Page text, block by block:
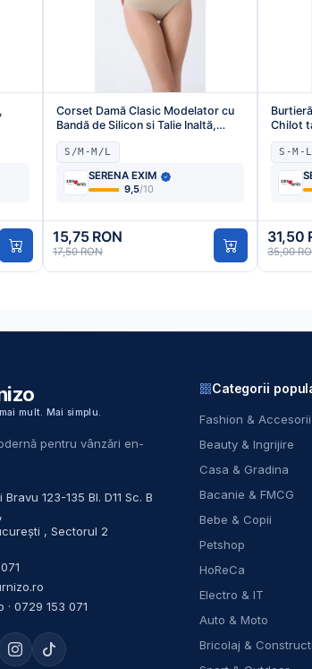
Corset Damă Clasic Modelator cu
Bandă de Silicon si Talie Inaltă,
Culoare Bej,Engros
S/M-M/L
SERENA EXIM
9,5/10
15,75 RON
17,50 RON
Chilot
S-M-
31,50
35,00
mult. Mai simplu.
pentru vânzări en-
Bravu 123-135 Bl. D11 Sc. B
,
, Sectorul 2
· 0729 153 071
Categorii
Fashion & Accesorii
Beauty & Ingrijire
Casa & Gradina
Bacanie & FMCG
Bebe & Copii
Petshop
HoReCa
Electro & IT
Auto & Moto
Bricolaj &